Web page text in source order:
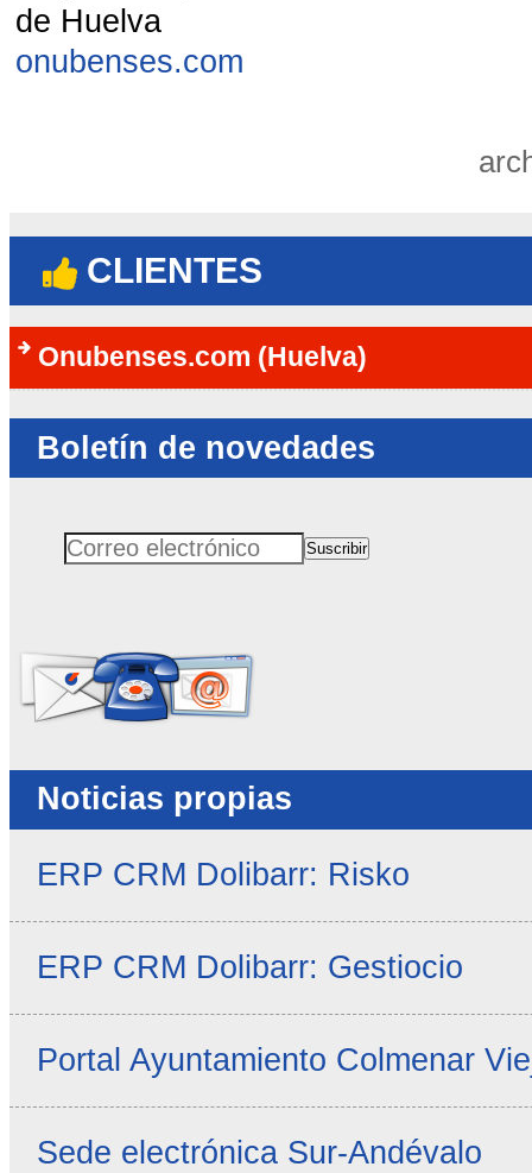
de Huelva
onubenses.com
CLIENTES
Onubenses.com (Huelva)
Boletín de novedades
Correo electrónicoSuscribir
Noticias propias
ERP CRM Dolibarr: Risko
ERP CRM Dolibarr: Gestiocio
Portal Ayuntamiento Colmenar
Sede electrónica Sur-Andévalo